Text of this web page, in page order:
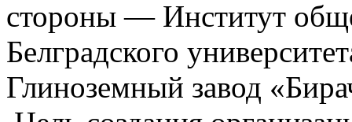
стороны — Институт
Белградского
Глиноземный завод